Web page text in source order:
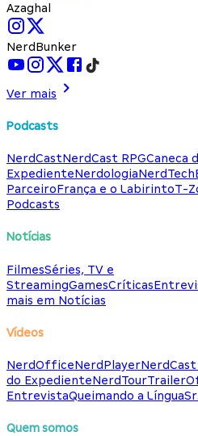
Azaghal
NerdBunker
Ver mais
Podcasts
NerdCastNerdCast RPGCaneca
ExpedienteNerdologiaNerdTech
ParceiroFrança e o LabirintoT-
Podcasts
Notícias
FilmesSéries, TV e
StreamingGamesCríticas
mais em Notícias
Vídeos
NerdOfficeNerdPlayer
do ExpedienteNerdTour
EntrevistaQueimando a Língua
Quem somos